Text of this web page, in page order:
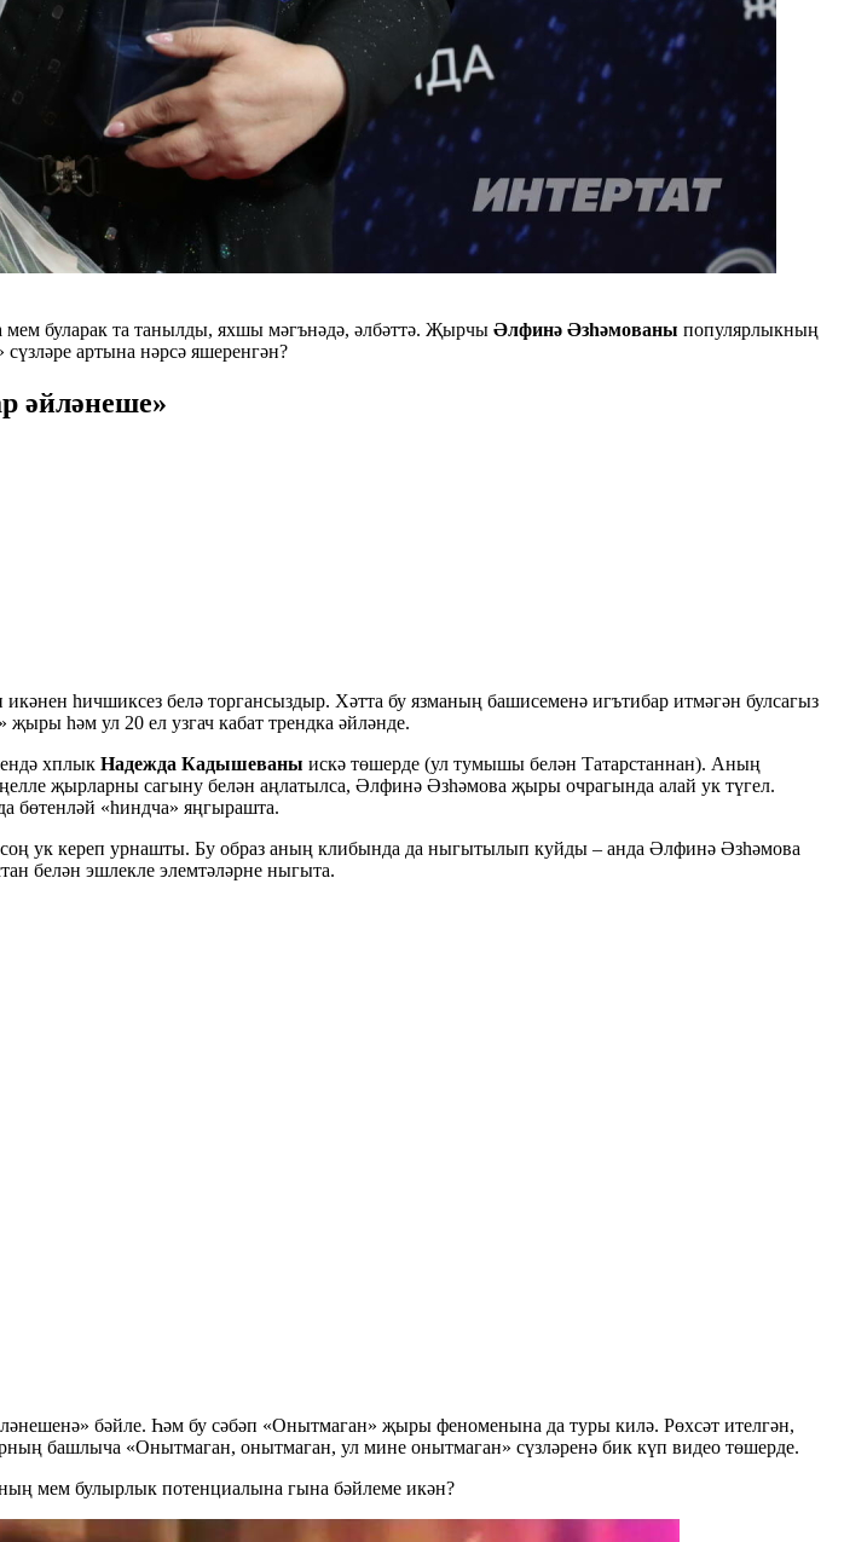
буларак та танылды, яхшы мәгънәдә, әлбәттә. Җырчы Әлфинә Әзһәмованы популярлыкның
артына нәрсә яшеренгән?
әйләнеше»
һичшиксез белә торгансыздыр. Хәтта бу язманың башисеменә игътибар итмәгән булсагыз
һәм ул 20 ел узгач кабат трендка әйләнде.
хплык Надежда Кадышеваны искә төшерде (ул тумышы белән Татарстаннан). Аның
җырларны сагыну белән аңлатылса, Әлфинә Әзһәмова җыры очрагында алай ук түгел.
бөтенләй «һиндча» яңгырашта.
ук кереп урнашты. Бу образ аның клибында да ныгытылып куйды – анда Әлфинә Әзһәмова
белән эшлекле элемтәләрне ныгыта.
бәйле. Һәм бу сәбәп «Онытмаган» җыры феноменына да туры килә. Рөхсәт ителгән,
башлыча «Онытмаган, онытмаган, ул мине онытмаган» сүзләренә бик күп видео төшерде.
мем булырлык потенциалына гына бәйлеме икән?